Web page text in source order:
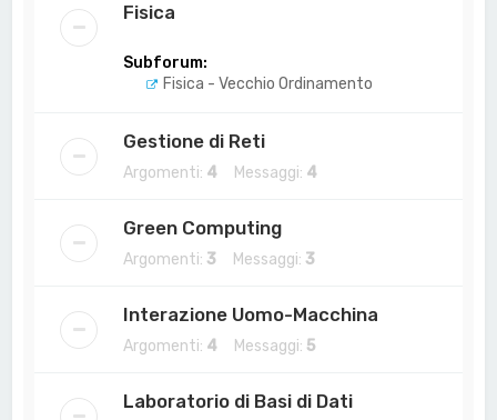
Fisica
Subforum:
Fisica - Vecchio Ordinamento
Gestione di Reti
Argomenti: 4 Messaggi: 4
Green Computing
Argomenti: 3 Messaggi: 3
Interazione Uomo-Macchina
Argomenti: 4 Messaggi: 5
Laboratorio di Basi di Dati